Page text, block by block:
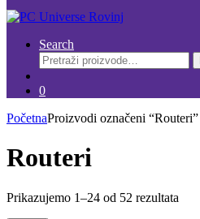
Search
Pretraži:
0
PočetnaProizvodi označeni “Routeri”
Routeri
Prikazujemo 1–24 od 52 rezultata